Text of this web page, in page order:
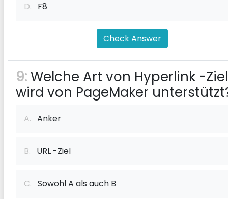
D. F8
Check Answer
9:Welche Art von Hyperlink -
wird von PageMaker
A. Anker
B. URL -Ziel
C. Sowohl A als auch B